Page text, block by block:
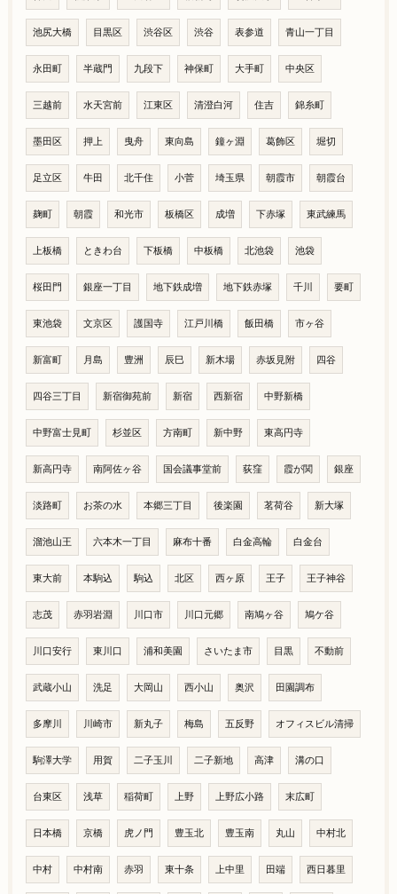
池尻大橋 目黒区 渋谷区 渋谷 表参道 青山一丁目
永田町 半蔵門 九段下 神保町 大手町 中央区
三越前 水天宮前 江東区 清澄白河 住吉 錦糸町
墨田区 押上 曳舟 東向島 鐘ヶ淵 葛飾区 堀切
足立区 牛田 北千住 小菅 埼玉県 朝霞市 朝霞台
麹町 朝霞 和光市 板橋区 成増 下赤塚 東武練馬
上板橋 ときわ台 下板橋 中板橋 北池袋 池袋
桜田門 銀座一丁目 地下鉄成増 地下鉄赤塚 千川 要町
東池袋 文京区 護国寺 江戸川橋 飯田橋 市ヶ谷
新富町 月島 豊洲 辰巳 新木場 赤坂見附 四谷
四谷三丁目 新宿御苑前 新宿 西新宿 中野新橋
中野富士見町 杉並区 方南町 新中野 東高円寺
新高円寺 南阿佐ヶ谷 国会議事堂前 荻窪 霞が関 銀座
淡路町 お茶の水 本郷三丁目 後楽園 茗荷谷 新大塚
溜池山王 六本木一丁目 麻布十番 白金高輪 白金台
東大前 本駒込 駒込 北区 西ヶ原 王子 王子神谷
志茂 赤羽岩淵 川口市 川口元郷 南鳩ヶ谷 鳩ケ谷
川口安行 東川口 浦和美園 さいたま市 目黒 不動前
武蔵小山 洗足 大岡山 西小山 奥沢 田園調布
多摩川 川崎市 新丸子 梅島 五反野 オフィスビル清掃
駒澤大学 用賀 二子玉川 二子新地 高津 溝の口
台東区 浅草 稲荷町 上野 上野広小路 末広町
日本橋 京橋 虎ノ門 豊玉北 豊玉南 丸山 中村北
中村 中村南 赤羽 東十条 上中里 田端 西日暮里